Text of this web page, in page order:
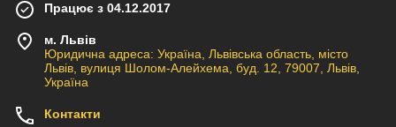
Працює з 04.12.2017
м. Львів
Юридична адреса: Україна, Львівська область, місто
Львів, вулиця Шолом-Алейхема, буд. 12, 79007, Львів,
Україна
Контакти